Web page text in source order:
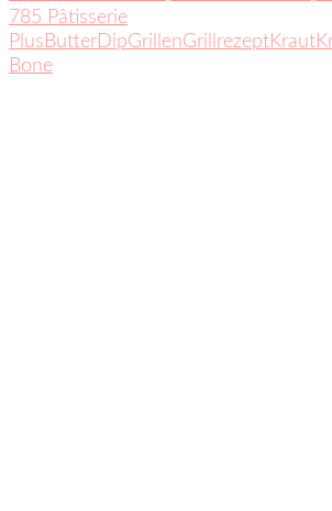
785 Pâtisserie
Plus ButterDipGrillenGrillrezeptKraut
Bone